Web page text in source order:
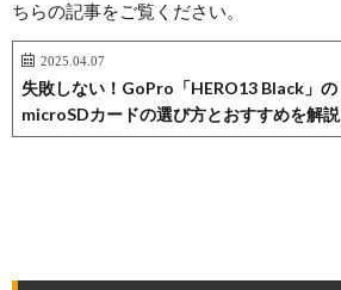
ちらの記事をご覧ください。
2025.04.07
失敗しない！GoPro「HERO13 Black」の
microSDカードの選び方とおすすめを解説